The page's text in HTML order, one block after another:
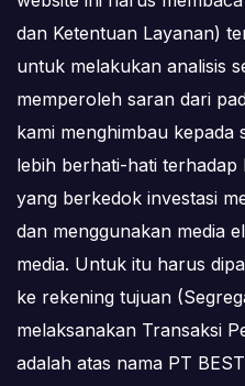
dan Ketentuan Layanan)
untuk melakukan analisis
memperoleh saran dari
kami menghimbau
lebih berhati-hati
yang berkedok investasi
dan menggunakan media
media. Untuk itu harus
ke rekening tujuan
melaksanakan Transaksi
adalah atas nama PT